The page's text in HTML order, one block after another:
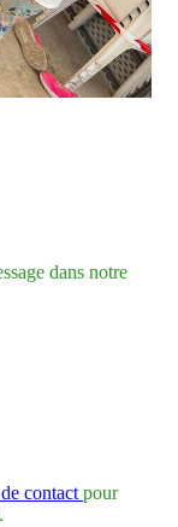
dans notre
contact pour